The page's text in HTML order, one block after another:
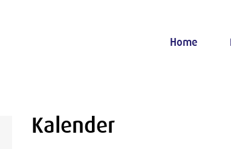
Home
Kalender